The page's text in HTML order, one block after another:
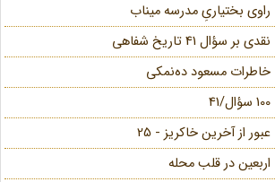
راوی بختیاریِ مدرسه میناب
نقدی بر سؤال 41 تاریخ شفاهی
خاطرات مسعود ده‌نمکی
100 سؤال/41
عبور از آخرین خاکریز - 25
اربعین در قلب محله